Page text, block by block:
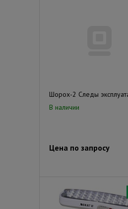
Шорох-2 Следы
В наличии
Цена по запросу